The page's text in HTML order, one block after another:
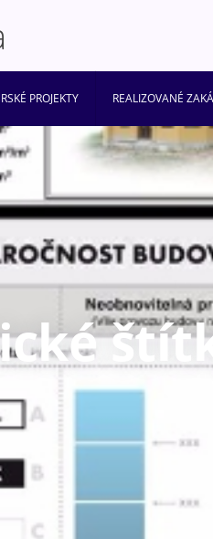
PROJEKTY REALIZOVANÉ